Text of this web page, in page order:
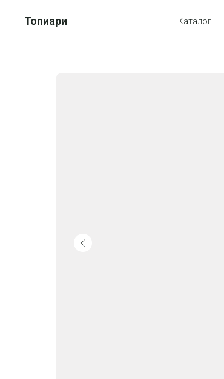
Топиари Каталог